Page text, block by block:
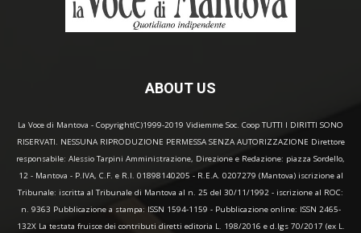
ABOUT US
La Voce di Mantova - Copyright(C)1999-2019 Vidiemme Soc. Coop TUTTI I DIRITTI SONO
RISERVATI. NESSUNA RIPRODUZIONE PERMESSA SENZA AUTORIZZAZIONE Direttore
responsabile: Alessio Tarpini Amministrazione, Direzione e Redazione: piazza Sordello,
12 - Mantova - P.IVA, C.F. e R.I. 01898140205 - R.E.A. 0207279 (Mantova) iscrizione al
Tribunale: iscritta al Tribunale di Mantova al n. 25 del 30/11/1992 - iscrizione al ROC:
n. 9363 Pubblicazione a stampa: ISSN 1594-1159 - Pubblicazione online: ISSN 2465-
132X La testata fruisce dei contributi diretti editoria L. 198/2016 e d.lgs 70/2017 (ex L.